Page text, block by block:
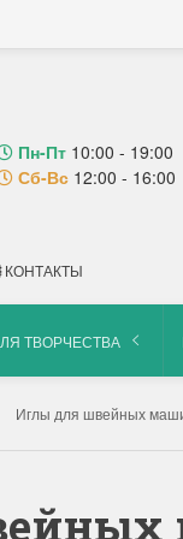
Пн-Пт 10:00 - 19:00
Сб-Вс 12:00 - 16:00
КОНТАКТЫ
ТВОРЧЕСТВА
Иглы для швейных